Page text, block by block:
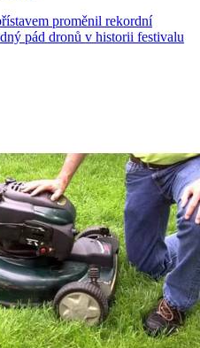
proměnil rekordní
pád dronů v historii festivalu